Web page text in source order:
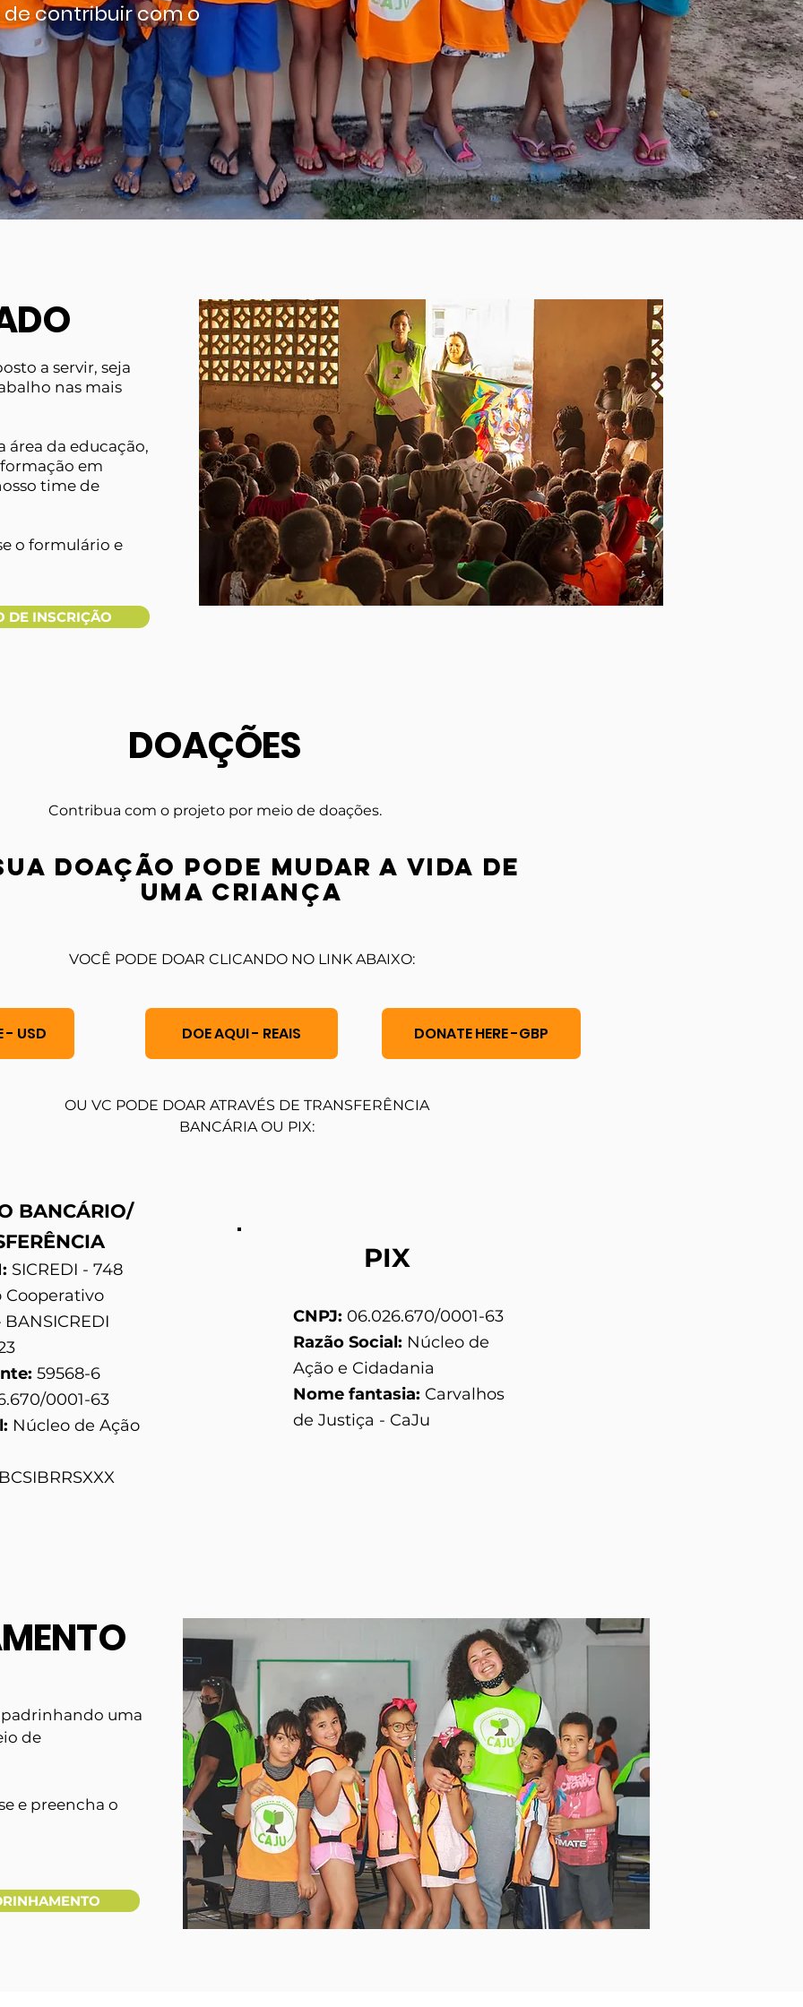
contribuir com o
a servir, seja
nas mais
área da educação,
em
time de
o formulário e
DE INSCRIÇÃO
DOAÇÕES
Contribua com o projeto por meio de doações.
doação pode mudar a vida de
uma criança
VOCÊ PODE DOAR CLICANDO NO LINK ABAIXO:
- USD DOE AQUI - REAIS DONATE HERE -GBP
OU VC PODE DOAR ATRAVÉS DE TRANSFERÊNCIA
BANCÁRIA OU PIX:
BANCÁRIO​/
SICREDI - 748
Cooperativo
BANSICREDI
59568-6
0001-63
Núcleo de Ação
BCSIBRRSXXX
PIX
CNPJ: 06.026.670/0001-63
Razão Social: Núcleo de
Ação e Cidadania
Nome fantasia: Carvalhos
de Justiça - CaJu
uma
de
e preencha o